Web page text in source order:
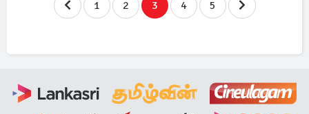
1 2 3 4 5